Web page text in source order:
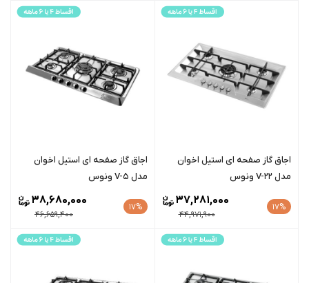
اجاق گاز صفحه ای استیل اخوان
مدل V-22 ونوس
17%
44,971,900
37,281,000
اجاق گاز صفحه ای استیل اخوان
مدل V-5 ونوس
17%
46,659,400
38,680,000